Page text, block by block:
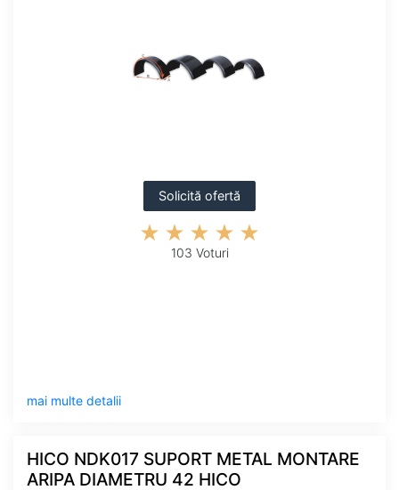
Solicită ofertă
103 Voturi
mai multe detalii
HICO NDK017 SUPORT METAL MONTARE
ARIPA DIAMETRU 42 HICO